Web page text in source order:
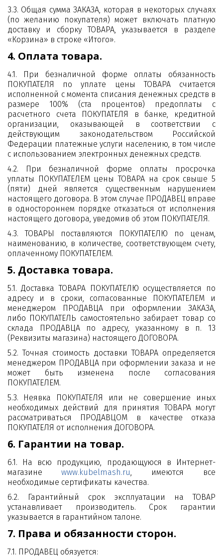
3.3. Общая сумма ЗАКАЗА, которая в некоторых случаях
(по желанию покупателя) может включать платную
доставку и сборку ТОВАРА, указывается в разделе
«Корзина» в строке «Итого».
4. Оплата товара.
4.1. При безналичной форме оплаты обязанность
ПОКУПАТЕЛЯ по уплате цены ТОВАРА считается
исполненной с момента списания денежных средств в
размере 100% (ста процентов) предоплаты с
расчетного счета ПОКУПАТЕЛЯ в банке, кредитной
организации, оказывающей в соответствии с
действующим законодательством Российской
Федерации платежные услуги населению, в том числе
с использованием электронных денежных средств.
4.2. При безналичной форме оплаты просрочка
уплаты ПОКУПАТЕЛЕМ цены ТОВАРА на срок свыше 5
(пяти) дней является существенным нарушением
настоящего договора. В этом случае ПРОДАВЕЦ вправе
в одностороннем порядке отказаться от исполнения
настоящего договора, уведомив об этом ПОКУПАТЕЛЯ.
4.3. ТОВАРЫ поставляются ПОКУПАТЕЛЮ по ценам,
наименованию, в количестве, соответствующем счету,
оплаченному ПОКУПАТЕЛЕМ.
5. Доставка товара.
5.1. Доставка ТОВАРА ПОКУПАТЕЛЮ осуществляется по
адресу и в сроки, согласованные ПОКУПАТЕЛЕМ и
менеджером ПРОДАВЦА при оформлении ЗАКАЗА,
либо ПОКУПАТЕЛЬ самостоятельно забирает товар со
склада ПРОДАВЦА по адресу, указанному в п. 13
(Реквизиты магазина) настоящего ДОГОВОРА.
5.2. Точная стоимость доставки ТОВАРА определяется
менеджером ПРОДАВЦА при оформлении заказа и не
может быть изменена после согласования
ПОКУПАТЕЛЕМ.
5.3. Неявка ПОКУПАТЕЛЯ или не совершение иных
необходимых действий для принятия ТОВАРА могут
рассматриваться ПРОДАВЦОМ в качестве отказа
ПОКУПАТЕЛЯ от исполнения ДОГОВОРА.
6. Гарантии на товар.
6.1. На всю продукцию, продающуюся в Интернет-
магазинеwww.kubelmash.ru, имеются все
необходимые сертификаты качества.
6.2. Гарантийный срок эксплуатации на ТОВАР
устанавливает производитель. Срок гарантии
указывается в гарантийном талоне.
7. Права и обязанности сторон.
7.1. ПРОДАВЕЦ обязуется: